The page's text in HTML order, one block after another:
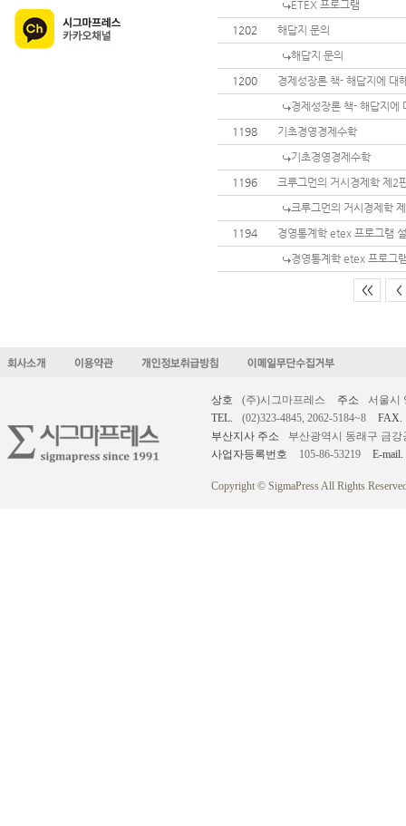
ETEX 프로그램
1202
해답지 문의
해답지 문의
1200
경제성장론 책- 해답지에 대
경제성장론 책- 해답지에
1198
기초경영경제수학
기초경영경제수학
1196
크루그먼의 거시경제학 제2
크루그먼의 거시경제학
1194
경영통계학 etex 프로그램
경영통계학 etex 프로그
<< <
상호 (주)시그마프레스 주소
서울시
TEL.
(02)323-4845, 2062-5184~8
FAX.
부산지사 주소
부산광역시 동래구 금강
사업자등록번호
105-86-53219 E-mail.
Copyright © SigmaPress All Rights